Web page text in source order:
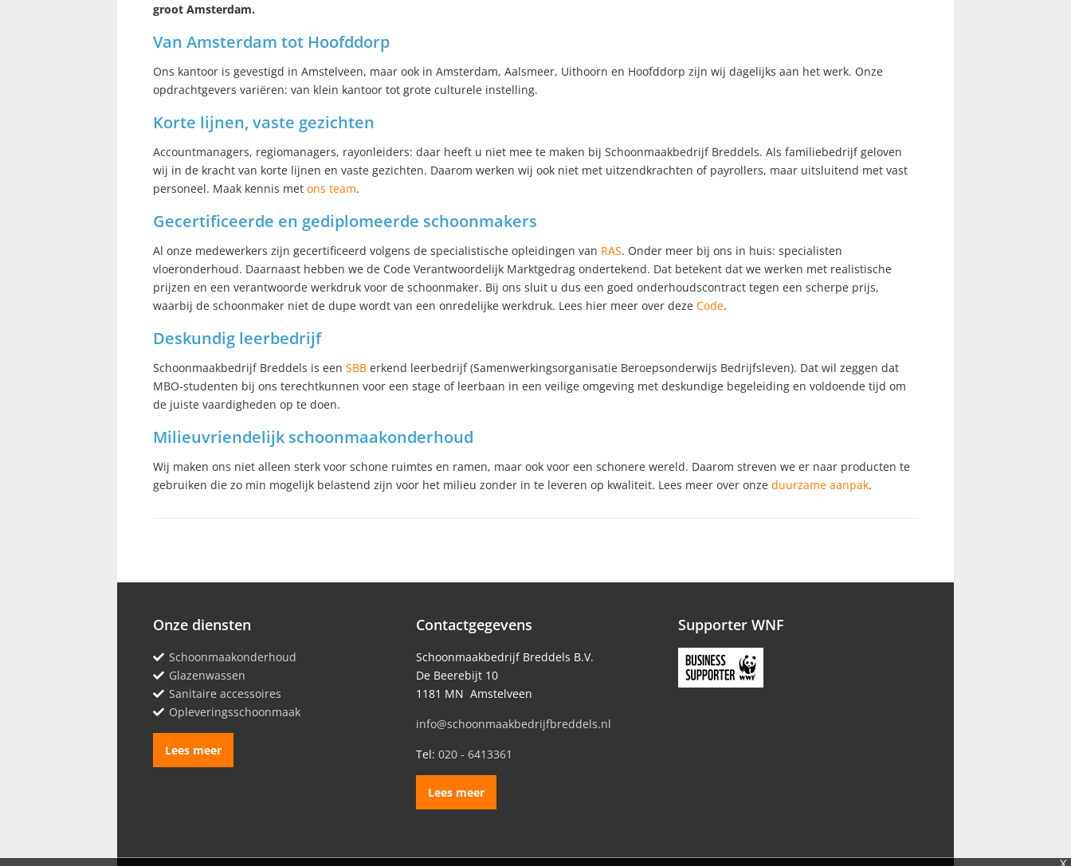
groot Amsterdam.
Van Amsterdam tot Hoofddorp
Ons kantoor is gevestigd in Amstelveen, maar ook in Amsterdam, Aalsmeer, Uithoorn en Hoofddorp zijn wij dagelijks aan het werk. Onze
opdrachtgevers variëren: van klein kantoor tot grote culturele instelling.
Korte lijnen, vaste gezichten
Accountmanagers, regiomanagers, rayonleiders: daar heeft u niet mee te maken bij Schoonmaakbedrijf Breddels. Als familiebedrijf geloven
wij in de kracht van korte lijnen en vaste gezichten. Daarom werken wij ook niet met uitzendkrachten of payrollers, maar uitsluitend met vast
personeel. Maak kennis met ons team.
Gecertificeerde en gediplomeerde schoonmakers
Al onze medewerkers zijn gecertificeerd volgens de specialistische opleidingen van RAS. Onder meer bij ons in huis: specialisten
vloeronderhoud. Daarnaast hebben we de Code Verantwoordelijk Marktgedrag ondertekend. Dat betekent dat we werken met realistische
prijzen en een verantwoorde werkdruk voor de schoonmaker. Bij ons sluit u dus een goed onderhoudscontract tegen een scherpe prijs,
waarbij de schoonmaker niet de dupe wordt van een onredelijke werkdruk. Lees hier meer over deze Code.
Deskundig leerbedrijf
Schoonmaakbedrijf Breddels is een SBB erkend leerbedrijf (Samenwerkingsorganisatie Beroepsonderwijs Bedrijfsleven). Dat wil zeggen dat
MBO-studenten bij ons terechtkunnen voor een stage of leerbaan in een veilige omgeving met deskundige begeleiding en voldoende tijd om
de juiste vaardigheden op te doen.
Milieuvriendelijk schoonmaakonderhoud
Wij maken ons niet alleen sterk voor schone ruimtes en ramen, maar ook voor een schonere wereld. Daarom streven we er naar producten te
gebruiken die zo min mogelijk belastend zijn voor het milieu zonder in te leveren op kwaliteit. Lees meer over onze duurzame aanpak.
Onze diensten
Schoonmaakonderhoud
Glazenwassen
Sanitaire accessoires
Opleveringsschoonmaak
Lees meer
Contactgegevens
Schoonmaakbedrijf Breddels B.V.
De Beerebijt 10
1181 MN Amstelveen
info@schoonmaakbedrijfbreddels.nl
Tel: 020 - 6413361
Lees meer
Supporter WNF